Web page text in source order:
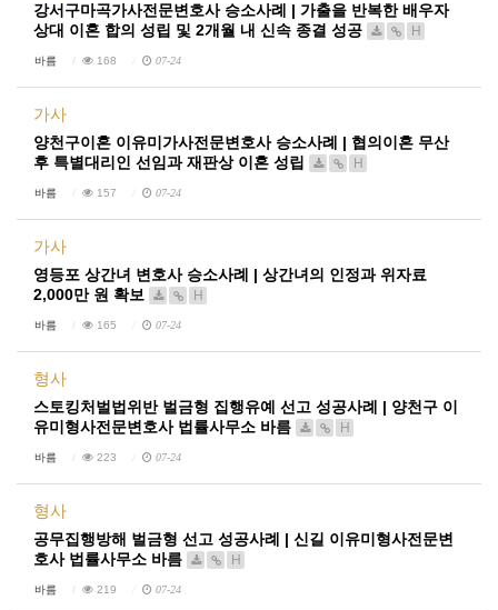
강서구마곡가사전문변호사 승소사례 | 가출을 반복한 배우자
상대 이혼 합의 성립 및 2개월 내 신속 종결 성공
H
바름 168 07-24
가사
양천구이혼 이유미가사전문변호사 승소사례 | 협의이혼 무산
후 특별대리인 선임과 재판상 이혼 성립
H
바름 157 07-24
가사
영등포 상간녀 변호사 승소사례 | 상간녀의 인정과 위자료
2,000만 원 확보
H
바름 165 07-24
형사
스토킹처벌법위반 벌금형 집행유예 선고 성공사례 | 양천구 이
유미형사전문변호사 법률사무소 바름
H
바름 223 07-24
형사
공무집행방해 벌금형 선고 성공사례 | 신길 이유미형사전문변
호사 법률사무소 바름
H
바름 219 07-24